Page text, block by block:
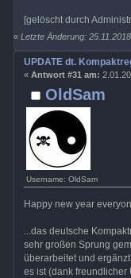
[gelöscht durch
«Letzte Änderung:
OldSam
Username: OldSam
UPDATE dt.
« Antwort #31 am:
Happy new year
...das deutsche
sehr großen Sprung
überarbeitet und
es ist (dank freundlicher